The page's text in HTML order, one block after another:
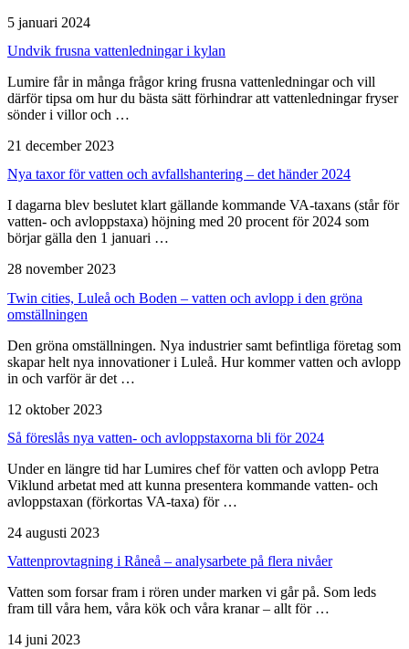
5 januari 2024
Undvik frusna vattenledningar i kylan
Lumire får in många frågor kring frusna vattenledningar och vill
därför tipsa om hur du bästa sätt förhindrar att vattenledningar fryser
sönder i villor och …
21 december 2023
Nya taxor för vatten och avfalls­hantering – det händer 2024
I dagarna blev beslutet klart gällande kommande VA-taxans (står för
vatten- och avloppstaxa) höjning med 20 procent för 2024 som
börjar gälla den 1 januari …
28 november 2023
Twin cities, Luleå och Boden – vatten och avlopp i den gröna
omställningen
Den gröna omställningen. Nya industrier samt befintliga företag som
skapar helt nya innovationer i Luleå. Hur kommer vatten och avlopp
in och varför är det …
12 oktober 2023
Så föreslås nya vatten- och avlopps­taxorna bli för 2024
Under en längre tid har Lumires chef för vatten och avlopp Petra
Viklund arbetat med att kunna presentera kommande vatten- och
avloppstaxan (förkortas VA-taxa) för …
24 augusti 2023
Vatten­provtagning i Råneå – analys­arbete på flera nivåer
Vatten som forsar fram i rören under marken vi går på. Som leds
fram till våra hem, våra kök och våra kranar – allt för …
14 juni 2023